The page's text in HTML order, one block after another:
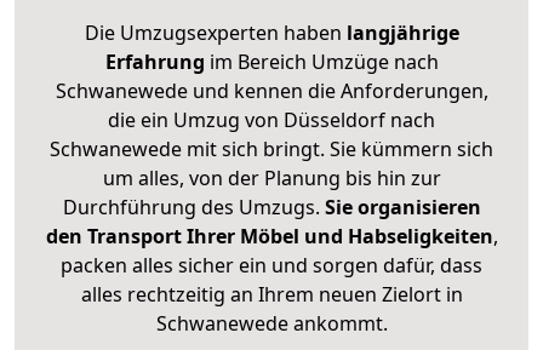
Die Umzugsexperten haben langjährige
Erfahrung im Bereich Umzüge nach
Schwanewede und kennen die Anforderungen,
die ein Umzug von Düsseldorf nach
Schwanewede mit sich bringt. Sie kümmern sich
um alles, von der Planung bis hin zur
Durchführung des Umzugs. Sie organisieren
den Transport Ihrer Möbel und Habseligkeiten,
packen alles sicher ein und sorgen dafür, dass
alles rechtzeitig an Ihrem neuen Zielort in
Schwanewede ankommt.